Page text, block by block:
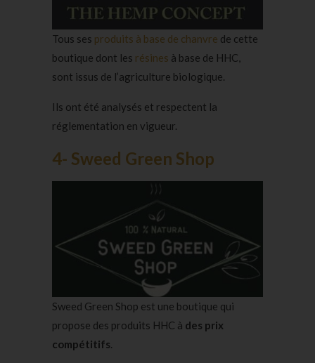
Tous ses produits à base de chanvre de cette
boutique dont les résines à base de HHC,
sont issus de l’agriculture biologique.
Ils ont été analysés et respectent la
réglementation en vigueur.
4- Sweed Green Shop
Sweed Green Shop est une boutique qui
propose des produits HHC à des prix
compétitifs.